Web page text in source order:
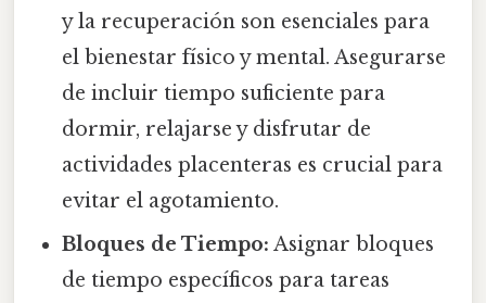
y la recuperación son esenciales para
el bienestar físico y mental. Asegurarse
de incluir tiempo suficiente para
dormir, relajarse y disfrutar de
actividades placenteras es crucial para
evitar el agotamiento.
Bloques de Tiempo: Asignar bloques
de tiempo específicos para tareas